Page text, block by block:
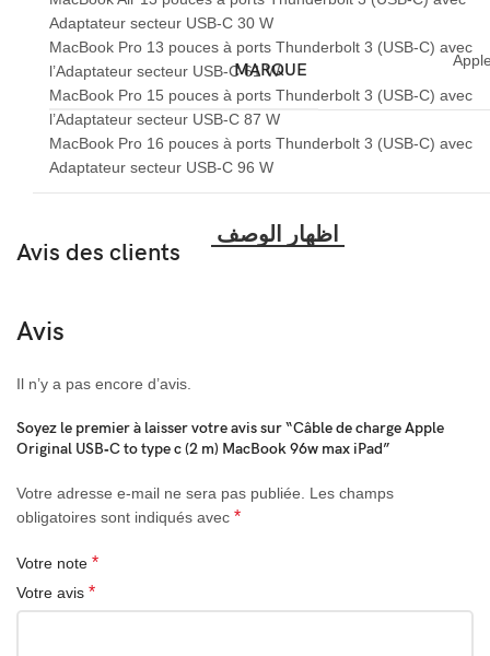
Adaptateur secteur USB‑C 30 W
MacBook Pro 13 pouces à ports Thunderbolt 3 (USB‑C) avec
l’Adaptateur secteur USB‑C 61 W
MacBook Pro 15 pouces à ports Thunderbolt 3 (USB‑C) avec
l’Adaptateur secteur USB‑C 87 W
MacBook Pro 16 pouces à ports Thunderbolt 3 (USB-C) avec
Adaptateur secteur USB-C 96 W
MARQUE
Avis des clients
Avis
Il n’y a pas encore d’avis.
Soyez le premier à laisser votre avis sur “Câble de charge Apple
Original USB‑C to type c (2 m) MacBook 96w max iPad”
Votre adresse e-mail ne sera pas publiée. Les champs
obligatoires sont indiqués avec *
Votre note *
Votre avis *